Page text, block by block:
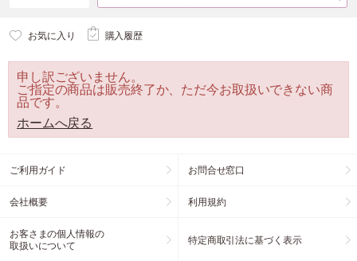
お気に入り 購入履歴
申し訳ございません。
ご指定の商品は販売終了か、ただ今お取扱いできない商
品です。
ホームへ戻る
ご利用ガイド お問合せ窓口
会社概要 利用規約
お客さまの個人情報の
取扱いについて
特定商取引法に基づく表示